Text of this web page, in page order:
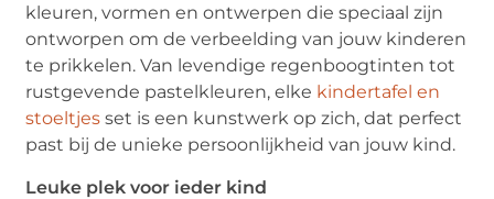
kleuren, vormen en ontwerpen die speciaal zijn
ontworpen om de verbeelding van jouw kinderen
te prikkelen. Van levendige regenboogtinten tot
rustgevende pastelkleuren, elke kindertafel en
stoeltjes set is een kunstwerk op zich, dat perfect
past bij de unieke persoonlijkheid van jouw kind.
Leuke plek voor ieder kind